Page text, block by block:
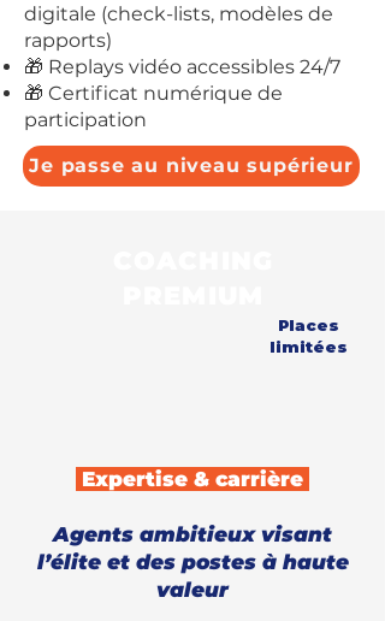
digitale (check-lists, modèles de
rapports)
🎁 Replays vidéo accessibles 24/7
🎁 Certificat numérique de
participation
Je passe au niveau supérieur
Places
limitées
Expertise & carrière
Agents ambitieux visant
l’élite et des postes à haute
valeur